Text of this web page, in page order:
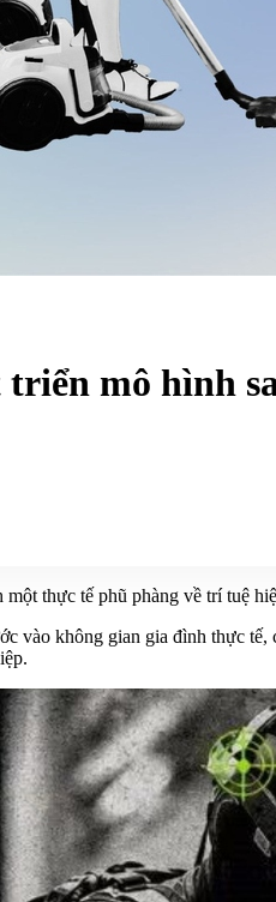
mô hình
thực tế phũ phàng về trí tuệ
không gian gia đình thực